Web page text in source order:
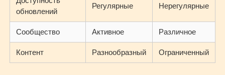
обновлений
Регулярные Нерегулярные
Сообщество Активное Различное
Контент Разнообразный Ограниченный